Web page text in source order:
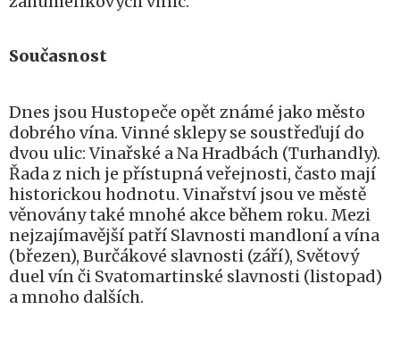
Současnost
Dnes jsou Hustopeče opět známé jako město
dobrého vína. Vinné sklepy se soustřeďují do
dvou ulic: Vinařské a Na Hradbách (Turhandly).
Řada z nich je přístupná veřejnosti, často mají
historickou hodnotu. Vinařství jsou ve městě
věnovány také mnohé akce během roku. Mezi
nejzajímavější patří Slavnosti mandloní a vína
(březen), Burčákové slavnosti (září), Světový
duel vín či Svatomartinské slavnosti (listopad)
a mnoho dalších.